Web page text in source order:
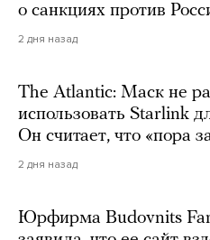
о санкциях против
2 дня назад
The Atlantic: Маск не
использовать Starlink
Он считает, что «пора
2 дня назад
Юрфирма Budovnits